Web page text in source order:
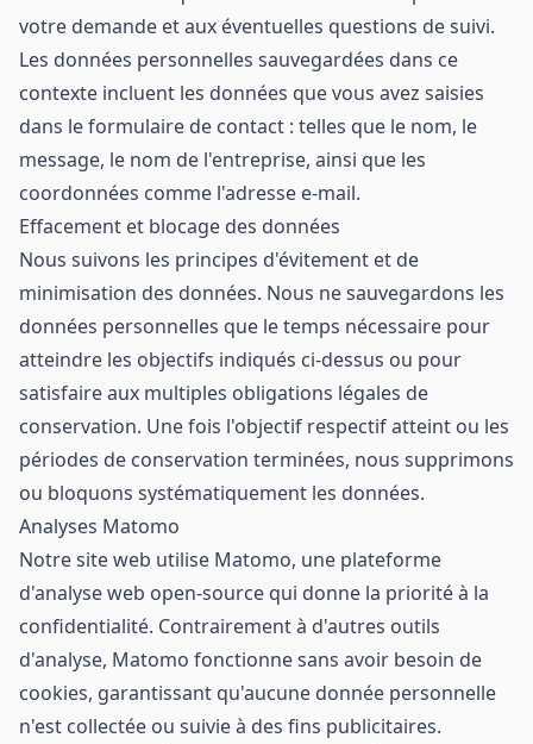
votre demande et aux éventuelles questions de suivi.
Les données personnelles sauvegardées dans ce
contexte incluent les données que vous avez saisies
dans le formulaire de contact : telles que le nom, le
message, le nom de l'entreprise, ainsi que les
coordonnées comme l'adresse e-mail.
Effacement et blocage des données
Nous suivons les principes d'évitement et de
minimisation des données. Nous ne sauvegardons les
données personnelles que le temps nécessaire pour
atteindre les objectifs indiqués ci-dessus ou pour
satisfaire aux multiples obligations légales de
conservation. Une fois l'objectif respectif atteint ou les
périodes de conservation terminées, nous supprimons
ou bloquons systématiquement les données.
Analyses Matomo
Notre site web utilise Matomo, une plateforme
d'analyse web open-source qui donne la priorité à la
confidentialité. Contrairement à d'autres outils
d'analyse, Matomo fonctionne sans avoir besoin de
cookies, garantissant qu'aucune donnée personnelle
n'est collectée ou suivie à des fins publicitaires.